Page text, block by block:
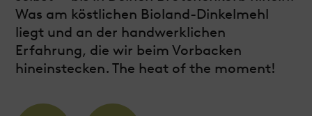
Was am köstlichen Bioland-Dinkelmehl
liegt und an der handwerklichen
Erfahrung, die wir beim Vorbacken
hineinstecken. The heat of the moment!